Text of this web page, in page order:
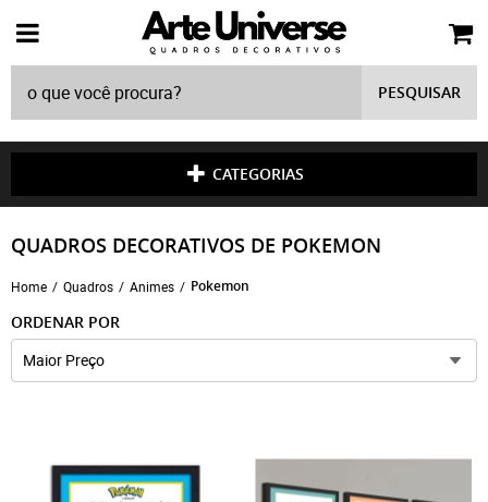
PESQUISAR
CATEGORIAS
QUADROS DECORATIVOS DE POKEMON
Home Quadros Animes Pokemon
ORDENAR POR
Maior Preço